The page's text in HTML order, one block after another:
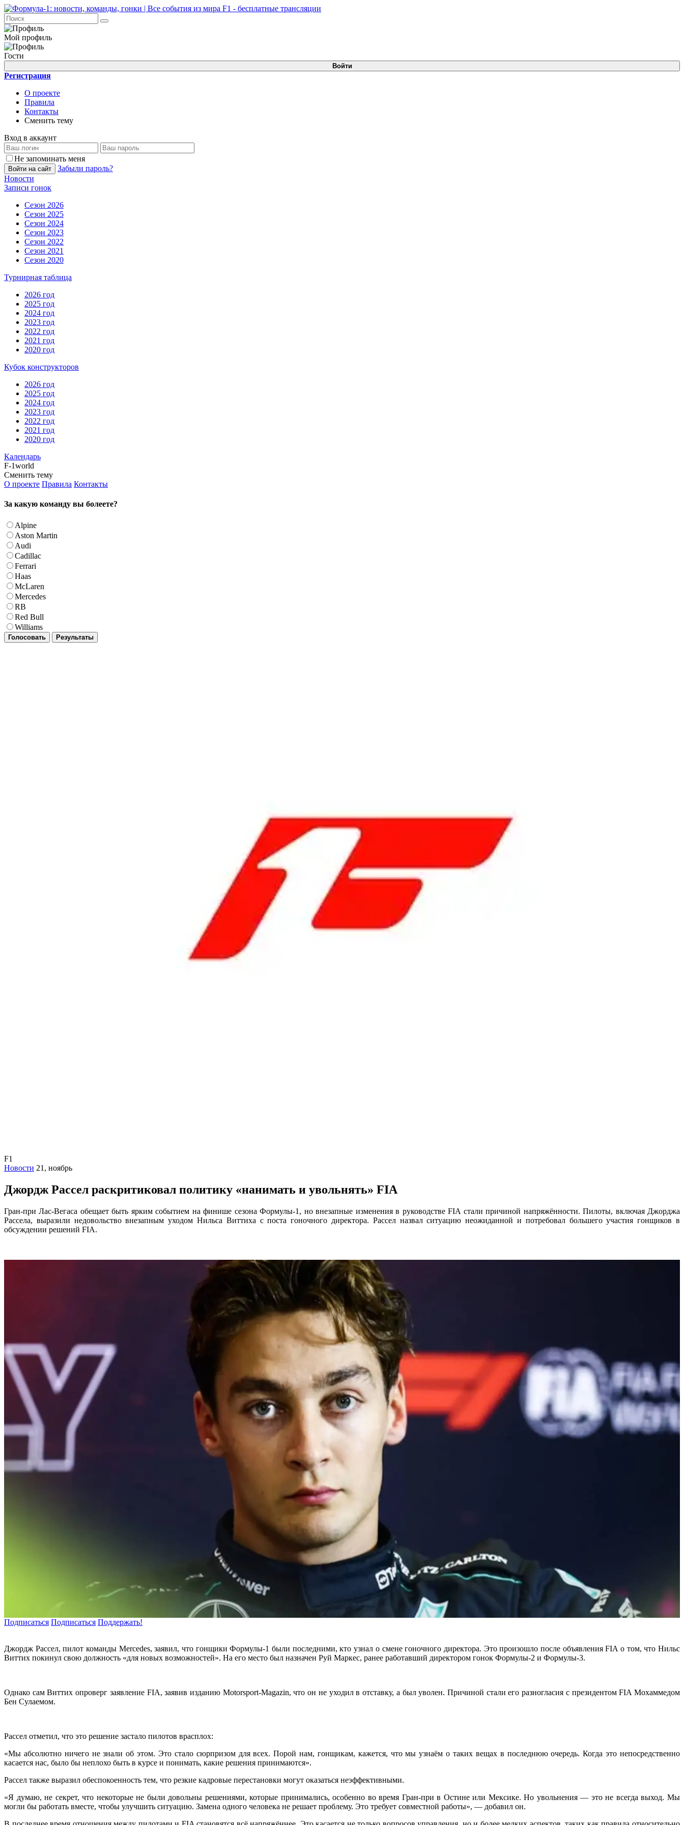
Мой профиль
Гости
Войти
Регистрация
О проекте
Правила
Контакты
Сменить тему
Вход в аккаунт
Не запоминать меня
Войти на сайт
Забыли пароль?
Новости
Записи гонок
Сезон 2026
Сезон 2025
Сезон 2024
Сезон 2023
Сезон 2022
Сезон 2021
Сезон 2020
Турнирная таблица
2026 год
2025 год
2024 год
2023 год
2022 год
2021 год
2020 год
Кубок конструкторов
2026 год
2025 год
2024 год
2023 год
2022 год
2021 год
2020 год
Календарь
F-1world
Сменить тему
О проекте Правила Контакты
За какую команду вы болеете?
Alpine
Aston Martin
Audi
Cadillac
Ferrari
Haas
McLaren
Mercedes
RB
Red Bull
Williams
Голосовать Результаты
F1
Новости 21, ноябрь
Джордж Рассел раскритиковал политику «нанимать и увольнять» FIA
Гран-при Лас-Вегаса обещает быть ярким событием на финише сезона Формулы-1, но внезапные изменения в руководстве FIA стали причиной напряжённости. Пилоты, включая Джорджа
Рассела, выразили недовольство внезапным уходом Нильса Виттиха с поста гоночного директора. Рассел назвал ситуацию неожиданной и потребовал большего участия гонщиков в
обсуждении решений FIA.
Подписаться Подписаться Поддержать!
Джордж Рассел, пилот команды Mercedes, заявил, что гонщики Формулы-1 были последними, кто узнал о смене гоночного директора. Это произошло после объявления FIA о том, что Нильс
Виттих покинул свою должность «для новых возможностей». На его место был назначен Руй Маркес, ранее работавший директором гонок Формулы-2 и Формулы-3.
Однако сам Виттих опроверг заявление FIA, заявив изданию Motorsport-Magazin, что он не уходил в отставку, а был уволен. Причиной стали его разногласия с президентом FIA Мохаммедом
Бен Сулаемом.
Рассел отметил, что это решение застало пилотов врасплох:
«Мы абсолютно ничего не знали об этом. Это стало сюрпризом для всех. Порой нам, гонщикам, кажется, что мы узнаём о таких вещах в последнюю очередь. Когда это непосредственно
касается нас, было бы неплохо быть в курсе и понимать, какие решения принимаются».
Рассел также выразил обеспокоенность тем, что резкие кадровые перестановки могут оказаться неэффективными.
«Я думаю, не секрет, что некоторые не были довольны решениями, которые принимались, особенно во время Гран-при в Остине или Мексике. Но увольнения — это не всегда выход. Мы
могли бы работать вместе, чтобы улучшить ситуацию. Замена одного человека не решает проблему. Это требует совместной работы», — добавил он.